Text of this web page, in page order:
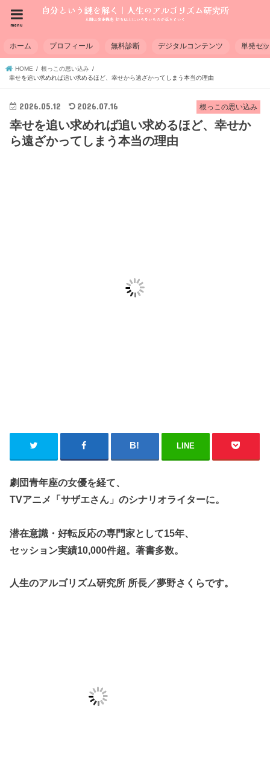
menu
ホーム プロフィール 無料診断 デジタルコンテンツ 単発セ
HOME
根っこの思い込み
幸せを追い求めれば追い求めるほど、幸せから遠ざかってしまう本当の理由
根っこの思い込み
2026.05.12 2026.07.16
幸せを追い求めれば追い求めるほど、幸せか
ら遠ざかってしまう本当の理由
LINE
劇団青年座の女優を経て、
TVアニメ「サザエさん」のシナリオライターに。
潜在意識・好転反応の専門家として15年、
セッション実績10,000件超。著書多数。
人生のアルゴリズム研究所 所長／夢野さくらです。